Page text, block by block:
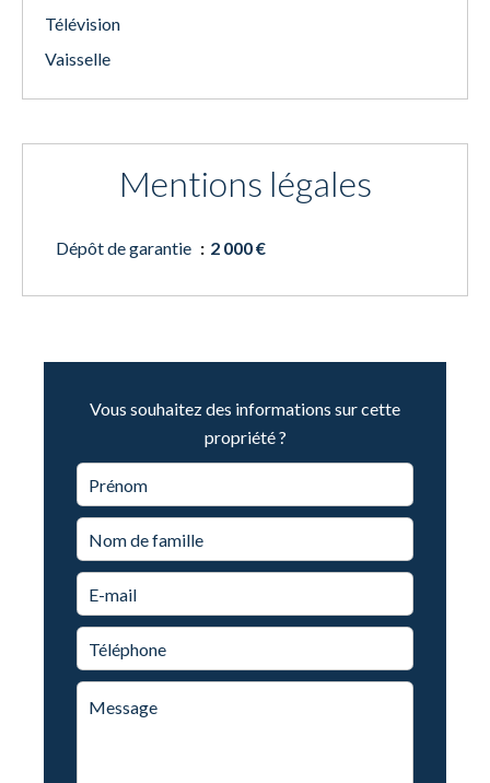
Télévision
Vaisselle
Mentions légales
Dépôt de garantie 2 000 €
Vous souhaitez des informations sur cette
propriété ?